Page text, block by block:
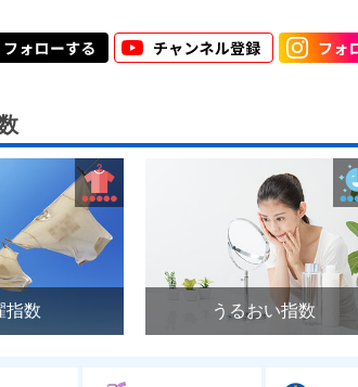
指数 うるおい指数